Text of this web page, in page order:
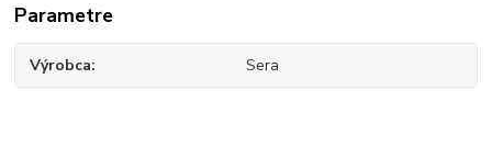
Parametre
Výrobca Sera